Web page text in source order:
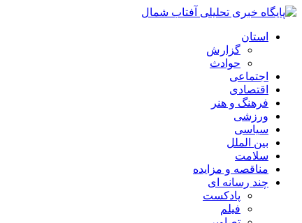
استان
گزارش
حوادث
اجتماعی
اقتصادی
فرهنگ و هنر
ورزشی
سیاسی
بین الملل
سلامت
مناقصه و مزایده
چند رسانه ای
پادکست
فیلم